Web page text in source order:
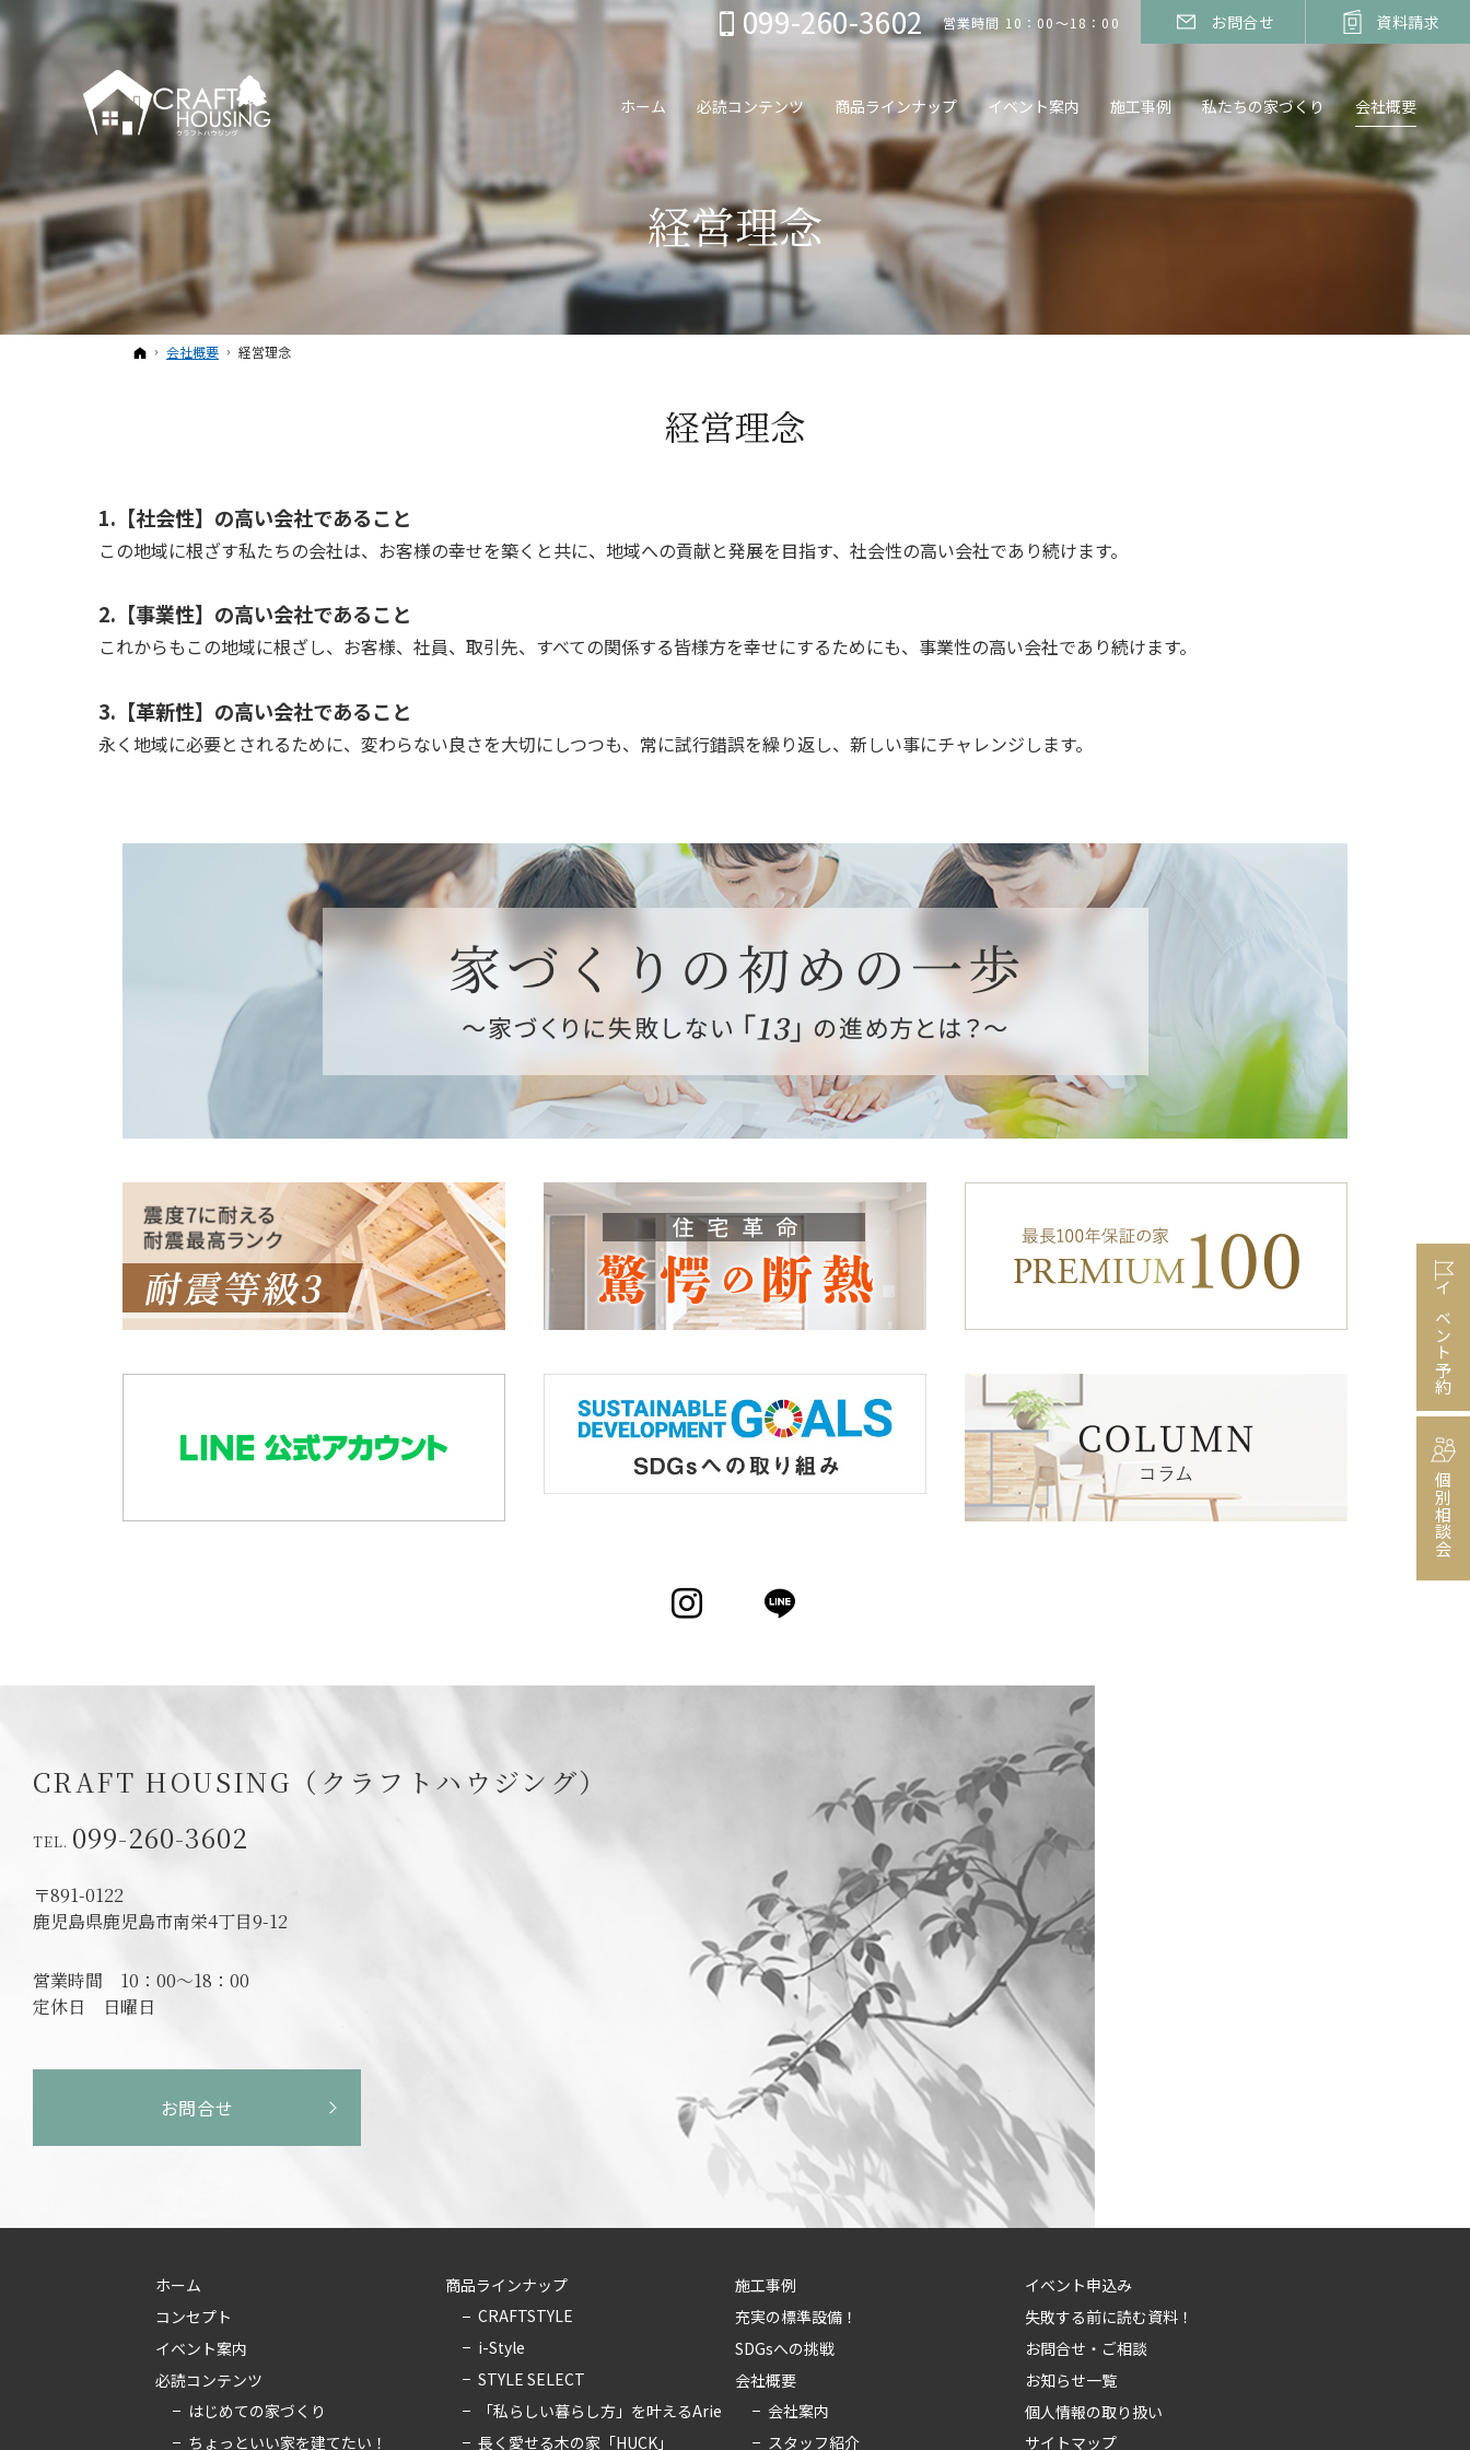
経営理念
ホーム
会社概要 経営理念
経営理念
1.【社会性】の高い会社であること
この地域に根ざす私たちの会社は、お客様の幸せを築くと共に、地域への貢献と発展を目指す、社会性の高い会社であり続けます。
2.【事業性】の高い会社であること
これからもこの地域に根ざし、お客様、社員、取引先、すべての関係する皆様方を幸せにするためにも、事業性の高い会社であり続けます。
3.【革新性】の高い会社であること
永く地域に必要とされるために、変わらない良さを大切にしつつも、常に試行錯誤を繰り返し、新しい事にチャレンジします。
Instagram
ホーム 必読コンテンツ 商品ラインナップ イベント案内 施工事例 私たちの家づくり 会社概要
099-260-3602 営業時間 10：00～18：00 お問合せ 資料請求
CRAFT HOUSING（クラフトハウジング）
099-260-3602
〒891-0122
鹿児島県鹿児島市南栄4丁目9-12
営業時間 10：00～18：00
定休日
日曜日
お問合せ
ホーム
コンセプト
イベント案内
必読コンテンツ
はじめての家づくり
ちょっといい家を建てたい！
商品ラインナップ
CRAFTSTYLE
i-Style
STYLE SELECT
「私らしい暮らし方」を叶えるArie
長く愛せる木の家「HUCK」
施工事例
充実の標準設備！
SDGsへの挑戦
会社概要
会社案内
スタッフ紹介
イベント申込み
失敗する前に読む資料！
お問合せ・ご相談
お知らせ一覧
個人情報の取り扱い
サイトマップ
イベント予約
個別相談会